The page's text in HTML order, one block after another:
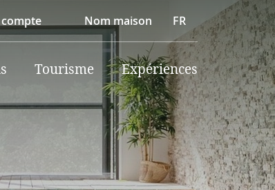
Nom maison FR
Tourisme Expériences